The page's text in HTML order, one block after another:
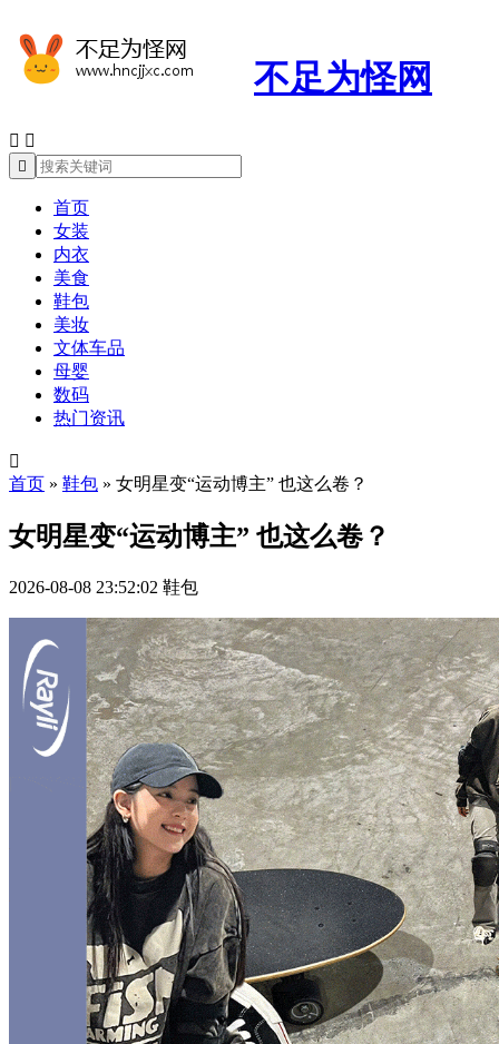
不足为怪网
 

首页
女装
内衣
美食
鞋包
美妆
文体车品
母婴
数码
热门资讯

首页 » 鞋包 » 女明星变“运动博主” 也这么卷？
女明星变“运动博主” 也这么卷？
2026-08-08 23:52:02 鞋包